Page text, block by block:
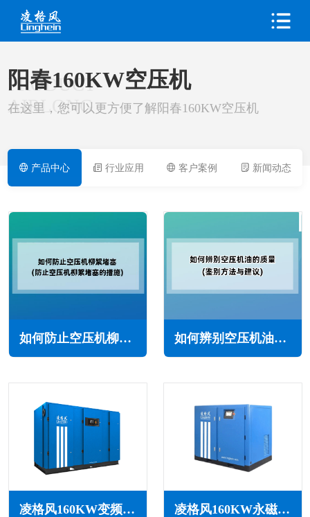
PRODUCT
AIRLONG
阳春160KW空压机
在这里，您可以更方便了解阳春160KW空压机
产品中心 行业应用 客户案例 新闻动态
如何防止空压机柳絮堵塞(防止空压机柳絮堵塞的措施) 如何辨别空压机油的质量(鉴别方法与建议)
凌格风160KW变频空压机LSV系列 凌格风160KW永磁变频无油水润滑空压机LSW PM系列